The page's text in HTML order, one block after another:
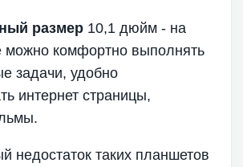
размер 10,1 дюйм - на
можно комфортно выполнять
задачи, удобно
интернет страницы,
недостаток таких планшетов